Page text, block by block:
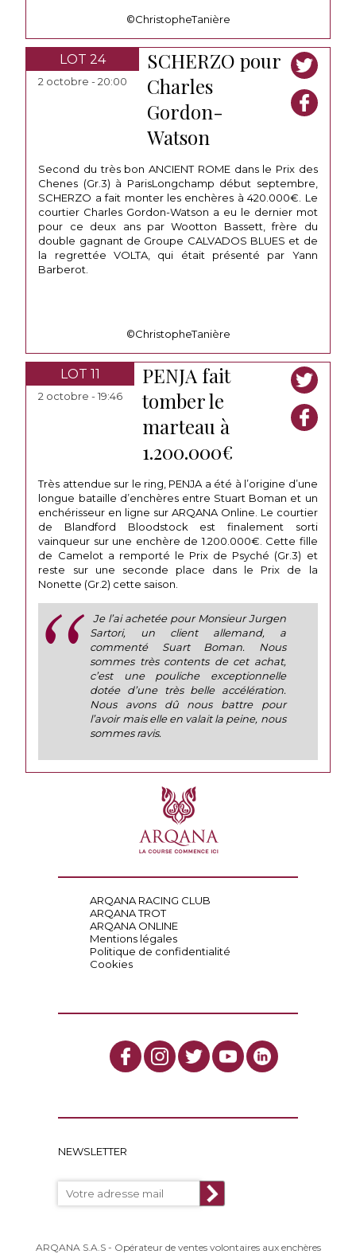
©ChristopheTanière
LOT 24
2 octobre - 20:00
SCHERZO pour
Charles
Gordon-
Watson
Second du très bon ANCIENT ROME dans le Prix des
Chenes (Gr.3) à ParisLongchamp début septembre,
SCHERZO a fait monter les enchères à 420.000€. Le
courtier Charles Gordon-Watson a eu le dernier mot
pour ce deux ans par Wootton Bassett, frère du
double gagnant de Groupe CALVADOS BLUES et de
la regrettée VOLTA, qui était présenté par Yann
Barberot.
©ChristopheTanière
LOT 11
2 octobre - 19:46
PENJA fait
tomber le
marteau à
1.200.000€
Très attendue sur le ring, PENJA a été à l’origine d’une
longue bataille d’enchères entre Stuart Boman et un
enchérisseur en ligne sur ARQANA Online. Le courtier
de Blandford Bloodstock est finalement sorti
vainqueur sur une enchère de 1.200.000€. Cette fille
de Camelot a remporté le Prix de Psyché (Gr.3) et
reste sur une seconde place dans le Prix de la
Nonette (Gr.2) cette saison.
Je l’ai achetée pour Monsieur Jurgen
Sartori, un client allemand, a
commenté Suart Boman. Nous
sommes très contents de cet achat,
c’est une pouliche exceptionnelle
dotée d’une très belle accélération.
Nous avons dû nous battre pour
l’avoir mais elle en valait la peine, nous
sommes ravis.
ARQANA RACING CLUB
ARQANA TROT
ARQANA ONLINE
Mentions légales
Politique de confidentialité
Cookies
NEWSLETTER
ARQANA S.A.S - Opérateur de ventes volontaires aux enchères